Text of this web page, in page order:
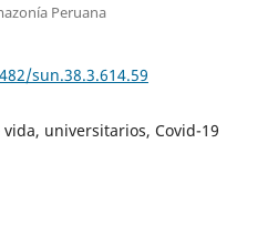
Peruana
sun.38.3.614.59
universitarios, Covid-19